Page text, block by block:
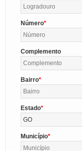
Número
Complemento
Bairro
Estado
GO
Município